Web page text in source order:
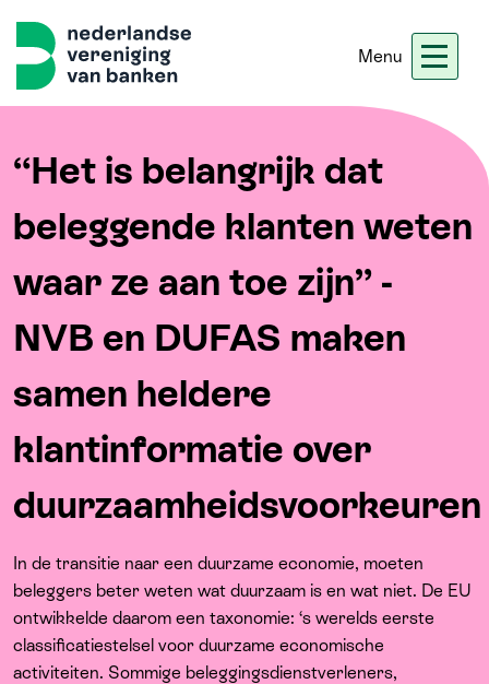
Home
Meer
Over ons
Menu
“Het is belangrijk dat
beleggende klanten weten
waar ze aan toe zijn” -
NVB en DUFAS maken
samen heldere
klantinformatie over
duurzaamheidsvoorkeuren
In de transitie naar een duurzame economie, moeten
beleggers beter weten wat duurzaam is en wat niet. De EU
ontwikkelde daarom een taxonomie: ‘s werelds eerste
classificatiestelsel voor duurzame economische
activiteiten. Sommige beleggingsdienstverleners,